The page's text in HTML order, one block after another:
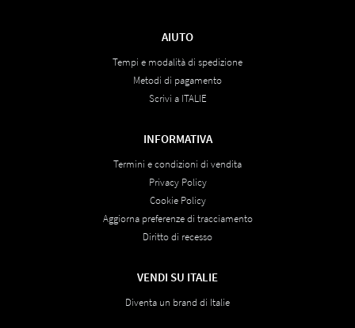
AIUTO
Tempi e modalità di spedizione
Metodi di pagamento
Scrivi a ITALIE
INFORMATIVA
Termini e condizioni di vendita
Privacy Policy
Cookie Policy
Aggiorna preferenze di tracciamento
Diritto di recesso
VENDI SU ITALIE
Diventa un brand di Italie